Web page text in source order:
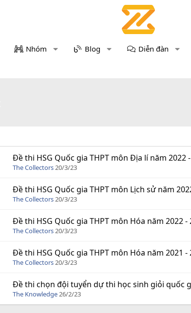
Nhóm Blog Diễn đàn
Đề thi HSG Quốc gia THPT môn Địa lí năm 2022
The Collectors20/3/23
Đề thi HSG Quốc gia THPT môn Lịch sử năm
The Collectors20/3/23
Đề thi HSG Quốc gia THPT môn Hóa năm 2022
The Collectors20/3/23
Đề thi HSG Quốc gia THPT môn Hóa năm 2021
The Collectors20/3/23
Đề thi chọn đội tuyển dự thi học sinh giỏi quốc
The Knowledge26/2/23